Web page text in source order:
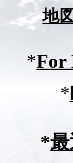
地
*For
*
*